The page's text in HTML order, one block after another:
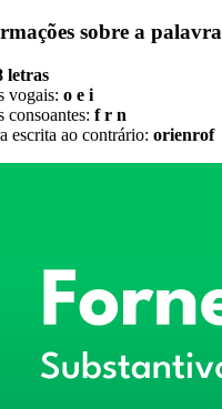
sobre a palavra
letras
vogais: o e i
consoantes: f r n
escrita ao contrário: orienrof